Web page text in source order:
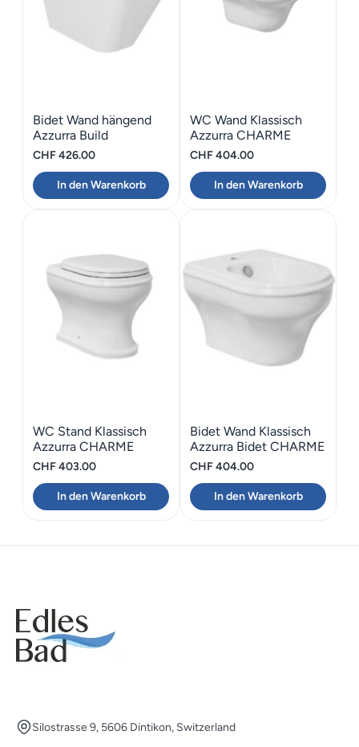
Bidet Wand hängend
Azzurra Build
CHF426.00
In den Warenkorb
WC Wand Klassisch
Azzurra CHARME
CHF404.00
In den Warenkorb
WC Stand Klassisch
Azzurra CHARME
CHF403.00
In den Warenkorb
Bidet Wand Klassisch
Azzurra Bidet CHARME
CHF404.00
In den Warenkorb
Silostrasse 9, 5606 Dintikon, Switzerland